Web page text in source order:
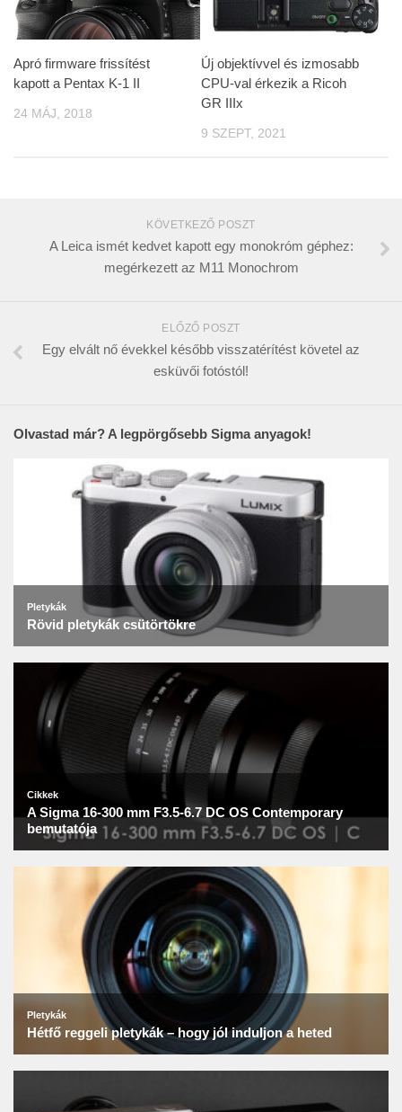
Apró firmware frissítést
kapott a Pentax K-1 II
24 MÁJ, 2018
Új objektívvel és izmosabb
CPU-val érkezik a Ricoh
GR IIIx
9 SZEPT, 2021
KÖVETKEZŐ POSZT
A Leica ismét kedvet kapott egy monokróm géphez:
megérkezett az M11 Monochrom
ELŐZŐ POSZT
Egy elvált nő évekkel később visszatérítést követel az
esküvői fotóstól!
Olvastad már? A legpörgősebb Sigma anyagok!